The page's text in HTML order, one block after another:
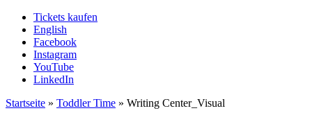
Tickets kaufen
English
Facebook
Instagram
YouTube
LinkedIn
Startseite » Toddler Time » Writing Center_Visual